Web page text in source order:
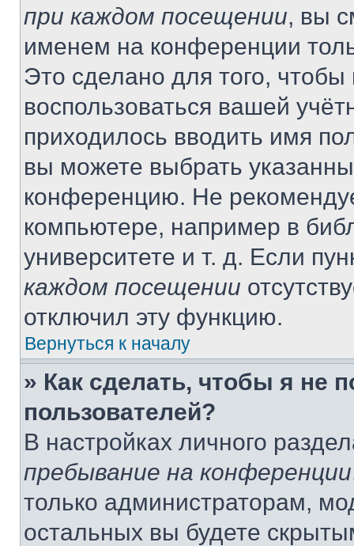
при каждом посещении, вы
именем на конференции
Это сделано для того, чтобы
воспользоваться вашей
приходилось вводить имя
вы можете выбрать
конференцию. Не
компьютере, например в
университете и т. д. Если
каждом посещении
отключил эту функцию.
Вернуться к началу
» Как сделать, чтобы я не
пользователей?
В настройках личного
пребывание на конференции
только администраторам,
остальных вы будете